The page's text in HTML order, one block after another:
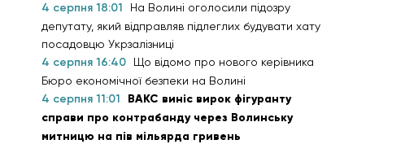
4 серпня 18:01
На Волині оголосили підозру
депутату, який відправляв підлеглих будувати хату
посадовцю Укрзалізниці
4 серпня 16:40
Що відомо про нового керівника
Бюро економічної безпеки на Волині
4 серпня 11:01
ВАКС виніс вирок фігуранту
справи про контрабанду через Волинську
митницю на пів мільярда гривень